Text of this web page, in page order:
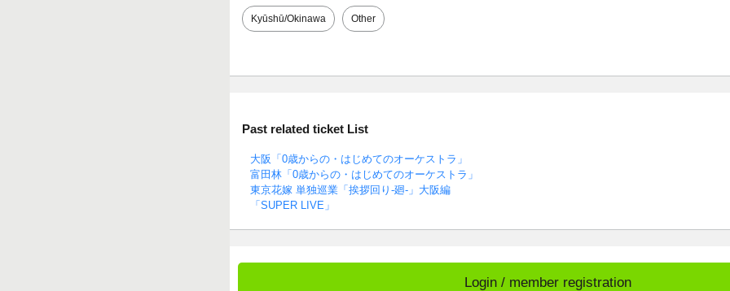
Kyūshū/Okinawa Other
Past related ticket List
大阪「0歳からの・はじめてのオーケストラ」
富田林「0歳からの・はじめてのオーケストラ」
東京花嫁 単独巡業「挨拶回り-廻-」大阪編
「SUPER LIVE」
Login / member registration